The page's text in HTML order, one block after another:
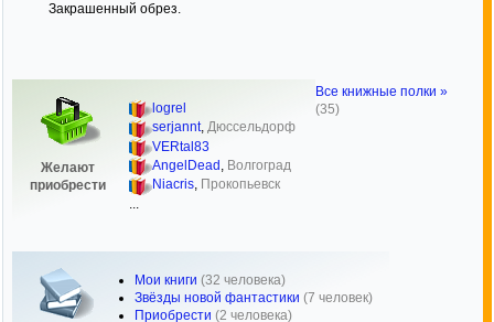
Закрашенный обрез.
Желают
приобрести
logrel
serjannt, Дюссельдорф
VERtal83
AngelDead , Волгоград
Niacris, Прокопьевск
Мои книги (32 человека)
Звёзды новой фантастики (7 человек)
Приобрести (2 человека)
Все книжные полки »
(35)